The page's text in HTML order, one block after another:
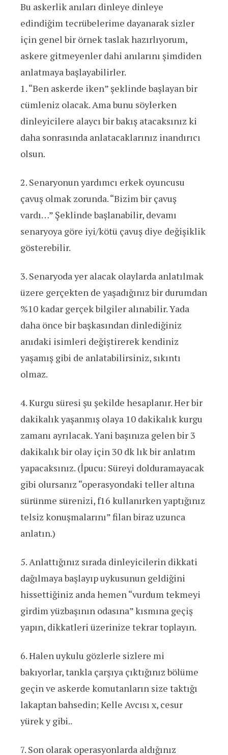
Bu askerlik anıları dinleye dinleye
edindiğim tecrübelerime dayanarak sizler
için genel bir örnek taslak hazırlıyorum,
askere gitmeyenler dahi anılarını şimdiden
anlatmaya başlayabilirler.
1. “Ben askerde iken” şeklinde başlayan bir
cümleniz olacak. Ama bunu söylerken
dinleyicilere alaycı bir bakış atacaksınız ki
daha sonrasında anlatacaklarınız inandırıcı
olsun.
2. Senaryonun yardımcı erkek oyuncusu
çavuş olmak zorunda. “Bizim bir çavuş
vardı…” Şeklinde başlanabilir, devamı
senaryoya göre iyi/kötü çavuş diye değişiklik
gösterebilir.
3. Senaryoda yer alacak olaylarda anlatılmak
üzere gerçekten de yaşadığınız bir durumdan
%10 kadar gerçek bilgiler alınabilir. Yada
daha önce bir başkasından dinlediğiniz
anıdaki isimleri değiştirerek kendiniz
yaşamış gibi de anlatabilirsiniz, sıkıntı
olmaz.
4. Kurgu süresi şu şekilde hesaplanır. Her bir
dakikalık yaşanmış olaya 10 dakikalık kurgu
zamanı ayrılacak. Yani başınıza gelen bir 3
dakikalık bir olay için 30 dk lık bir anlatım
yapacaksınız. (İpucu: Süreyi dolduramayacak
gibi olursanız “operasyondaki teller altına
sürünme sürenizi, f16 kullanırken yaptığınız
telsiz konuşmalarını” filan biraz uzunca
anlatın.)
5. Anlattığınız sırada dinleyicilerin dikkati
dağılmaya başlayıp uykusunun geldiğini
hissettiğiniz anda hemen “vurdum tekmeyi
girdim yüzbaşının odasına” kısmına geçiş
yapın, dikkatleri üzerinize tekrar toplayın.
6. Halen uykulu gözlerle sizlere mi
bakıyorlar, tankla çarşıya çıktığınız bölüme
geçin ve askerde komutanların size taktığı
lakaptan bahsedin; Kelle Avcısı x, cesur
yürek y gibi..
7. Son olarak operasyonlarda aldığınız